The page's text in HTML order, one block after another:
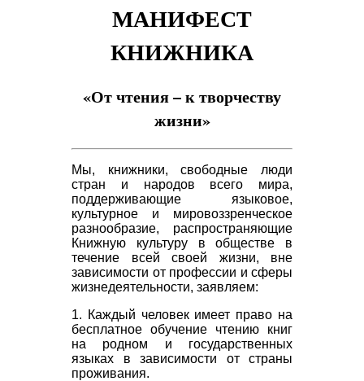
МАНИФЕСТ
КНИЖНИКА
«От чтения – к творчеству
жизни»
Мы, книжники, свободные люди
стран и народов всего мира,
поддерживающие языковое,
культурное и мировоззренческое
разнообразие, распространяющие
Книжную культуру в обществе в
течение всей своей жизни, вне
зависимости от профессии и сферы
жизнедеятельности, заявляем:
1. Каждый человек имеет право на
бесплатное обучение чтению книг
на родном и государственных
языках в зависимости от страны
проживания.